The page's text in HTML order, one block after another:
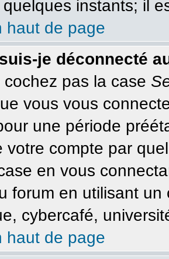
instants; il
haut de page
je déconnecté
pas la case
vous vous
une période
votre compte par
en vous
forum en utilisant
cybercafé,
haut de page